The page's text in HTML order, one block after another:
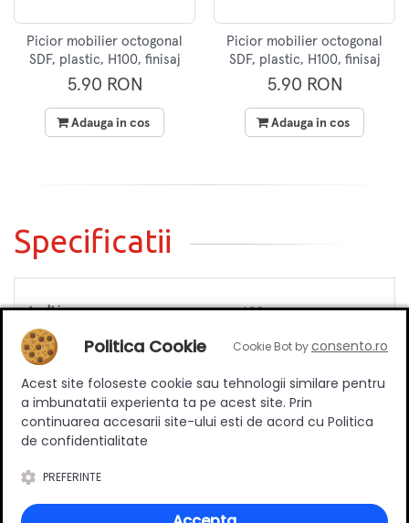
Picior mobilier octogonal
SDF, plastic, H100, finisaj
negru
5.90 RON
Adauga in cos
Picior mobilier octogonal
SDF, plastic, H100, finisaj
aluminiu
5.90 RON
Adauga in cos
Specificatii
Inaltime
100 mm
Material
Plastic
Culoare
Review-uri
Politica Cookie Cookie Bot byconsento.ro
Acest site foloseste cookie sau tehnologii similare pentru
a imbunatatii experienta ta pe acest site. Prin
continuarea accesarii site-ului esti de acord cu Politica
de confidentialitate
PREFERINTE